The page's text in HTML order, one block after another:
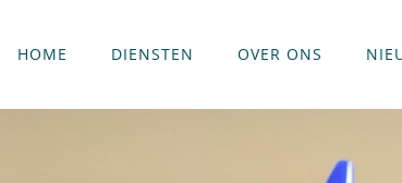
HOME DIENSTEN OVER ONS